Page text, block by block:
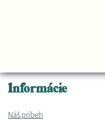
Informácie
Náš príbeh